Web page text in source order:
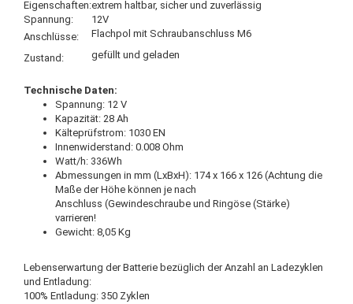
Eigenschaften:extrem haltbar, sicher und zuverlässig
Spannung:
12V
Anschlüsse:
Flachpol mit Schraubanschluss M6
Zustand: gefüllt und geladen
Technische Daten:
Spannung: 12 V
Kapazität: 28 Ah
Kälteprüfstrom: 1030 EN
Innenwiderstand: 0.008 Ohm
Watt/h: 336Wh
Abmessungen in mm (LxBxH): 174 x 166 x 126 (Achtung die
Maße der Höhe können je nach
Anschluss (Gewindeschraube und Ringöse (Stärke)
varrieren!
Gewicht: 8,05 Kg
Lebenserwartung der Batterie bezüglich der Anzahl an Ladezyklen
und Entladung:
100% Entladung: 350 Zyklen